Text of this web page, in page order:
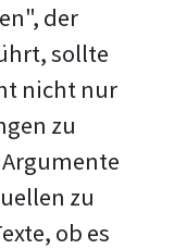
der
sollte
nicht nur
zu
zu
ob es